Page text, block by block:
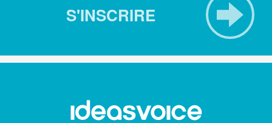
S'INSCRIRE